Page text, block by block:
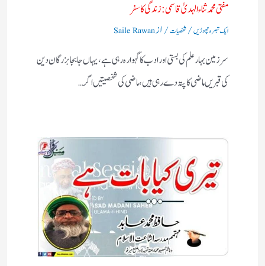
مفتی محمد ثناء الہدیٰ قاسمی: زندگی کا سفر
ایک تبصرہ چھوڑیں/شخصیات/ ازSaile Rawan
سرزمین بہارعلم کی بستی اورادب کا گہوارہ رہی ہے، یہاں جابجا بزرگان دین
کی قبریں ماضی کا پتہ دے رہی ہیں، ماضی کی شخصیتیں اگر…